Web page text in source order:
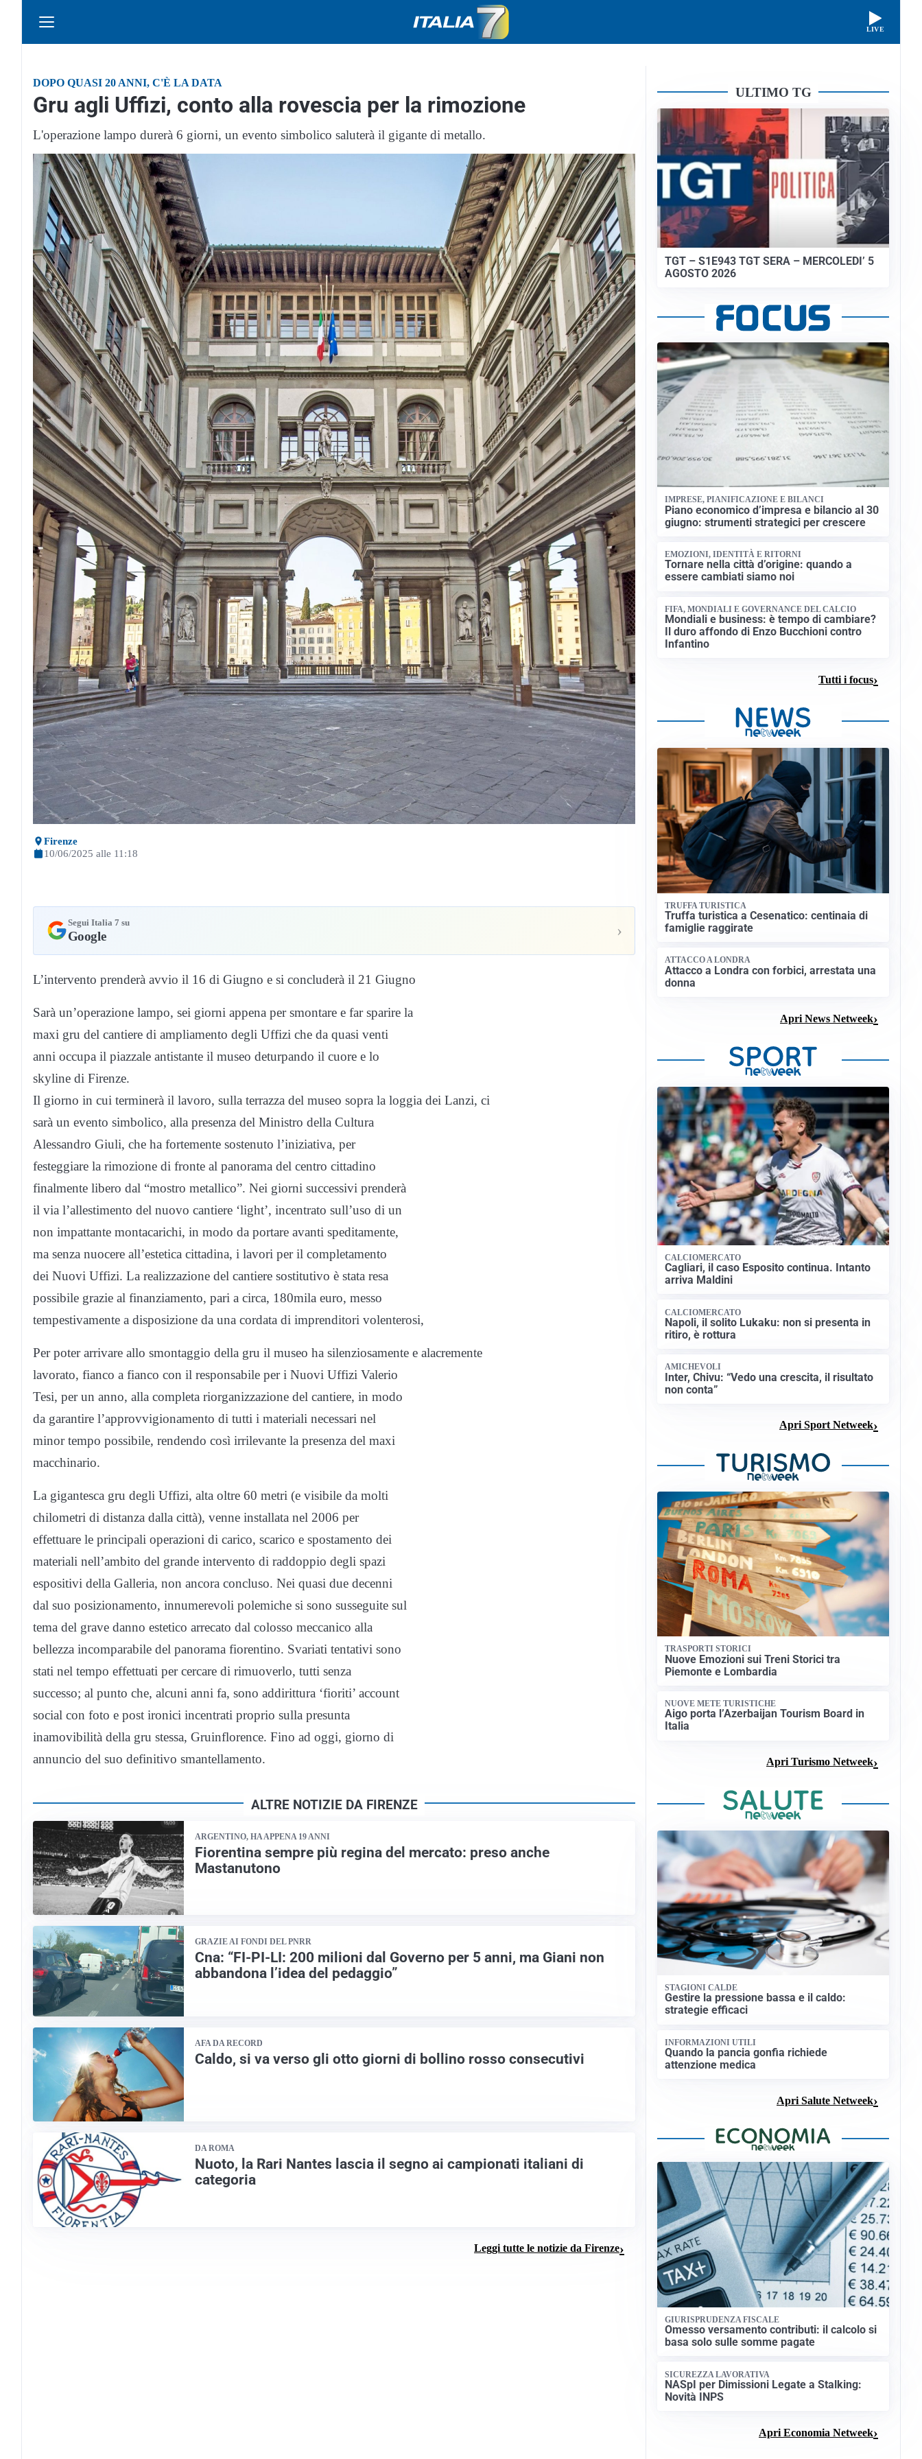
LIVE
DOPO QUASI 20 ANNI, C'È LA DATA
Gru agli Uffizi, conto alla rovescia per la rimozione
L'operazione lampo durerà 6 giorni, un evento simbolico saluterà il gigante di metallo.
Firenze
10/06/2025 alle 11:18
Segui Italia 7 su
Google ›
L’intervento prenderà avvio il 16 di Giugno e si concluderà il 21 Giugno
Sarà un’operazione lampo, sei giorni appena per smontare e far sparire la
maxi gru del cantiere di ampliamento degli Uffizi che da quasi venti
anni occupa il piazzale antistante il museo deturpando il cuore e lo
skyline di Firenze.
Il giorno in cui terminerà il lavoro, sulla terrazza del museo sopra la loggia dei Lanzi, ci
sarà un evento simbolico, alla presenza del Ministro della Cultura
Alessandro Giuli, che ha fortemente sostenuto l’iniziativa, per
festeggiare la rimozione di fronte al panorama del centro cittadino
finalmente libero dal “mostro metallico”. Nei giorni successivi prenderà
il via l’allestimento del nuovo cantiere ‘light’, incentrato sull’uso di un
non impattante montacarichi, in modo da portare avanti speditamente,
ma senza nuocere all’estetica cittadina, i lavori per il completamento
dei Nuovi Uffizi. La realizzazione del cantiere sostitutivo è stata resa
possibile grazie al finanziamento, pari a circa, 180mila euro, messo
tempestivamente a disposizione da una cordata di imprenditori volenterosi,
Per poter arrivare allo smontaggio della gru il museo ha silenziosamente e alacremente
lavorato, fianco a fianco con il responsabile per i Nuovi Uffizi Valerio
Tesi, per un anno, alla completa riorganizzazione del cantiere, in modo
da garantire l’approvvigionamento di tutti i materiali necessari nel
minor tempo possibile, rendendo così irrilevante la presenza del maxi
macchinario.
La gigantesca gru degli Uffizi, alta oltre 60 metri (e visibile da molti
chilometri di distanza dalla città), venne installata nel 2006 per
effettuare le principali operazioni di carico, scarico e spostamento dei
materiali nell’ambito del grande intervento di raddoppio degli spazi
espositivi della Galleria, non ancora concluso. Nei quasi due decenni
dal suo posizionamento, innumerevoli polemiche si sono susseguite sul
tema del grave danno estetico arrecato dal colosso meccanico alla
bellezza incomparabile del panorama fiorentino. Svariati tentativi sono
stati nel tempo effettuati per cercare di rimuoverlo, tutti senza
successo; al punto che, alcuni anni fa, sono addirittura ‘fioriti’ account
social con foto e post ironici incentrati proprio sulla presunta
inamovibilità della gru stessa, Gruinflorence. Fino ad oggi, giorno di
annuncio del suo definitivo smantellamento.
ALTRE NOTIZIE DA FIRENZE
ARGENTINO, HA APPENA 19 ANNI
Fiorentina sempre più regina del mercato: preso anche
Mastanutono
GRAZIE AI FONDI DEL PNRR
Cna: “FI-PI-LI: 200 milioni dal Governo per 5 anni, ma Giani non
abbandona l’idea del pedaggio”
AFA DA RECORD
Caldo, si va verso gli otto giorni di bollino rosso consecutivi
DA ROMA
Nuoto, la Rari Nantes lascia il segno ai campionati italiani di
categoria
Leggi tutte le notizie da Firenze
ULTIMO TG
TGT – S1E943 TGT SERA – MERCOLEDI’ 5
AGOSTO 2026
IMPRESE, PIANIFICAZIONE E BILANCI
Piano economico d’impresa e bilancio al 30
giugno: strumenti strategici per crescere
EMOZIONI, IDENTITÀ E RITORNI
Tornare nella città d’origine: quando a
essere cambiati siamo noi
FIFA, MONDIALI E GOVERNANCE DEL CALCIO
Mondiali e business: è tempo di cambiare?
Il duro affondo di Enzo Bucchioni contro
Infantino
Tutti i focus
TRUFFA TURISTICA
Truffa turistica a Cesenatico: centinaia di
famiglie raggirate
ATTACCO A LONDRA
Attacco a Londra con forbici, arrestata una
donna
Apri News Netweek
CALCIOMERCATO
Cagliari, il caso Esposito continua. Intanto
arriva Maldini
CALCIOMERCATO
Napoli, il solito Lukaku: non si presenta in
ritiro, è rottura
AMICHEVOLI
Inter, Chivu: “Vedo una crescita, il risultato
non conta”
Apri Sport Netweek
TRASPORTI STORICI
Nuove Emozioni sui Treni Storici tra
Piemonte e Lombardia
NUOVE METE TURISTICHE
Aigo porta l’Azerbaijan Tourism Board in
Italia
Apri Turismo Netweek
STAGIONI CALDE
Gestire la pressione bassa e il caldo:
strategie efficaci
INFORMAZIONI UTILI
Quando la pancia gonfia richiede
attenzione medica
Apri Salute Netweek
GIURISPRUDENZA FISCALE
Omesso versamento contributi: il calcolo si
basa solo sulle somme pagate
SICUREZZA LAVORATIVA
NASpI per Dimissioni Legate a Stalking:
Novità INPS
Apri Economia Netweek